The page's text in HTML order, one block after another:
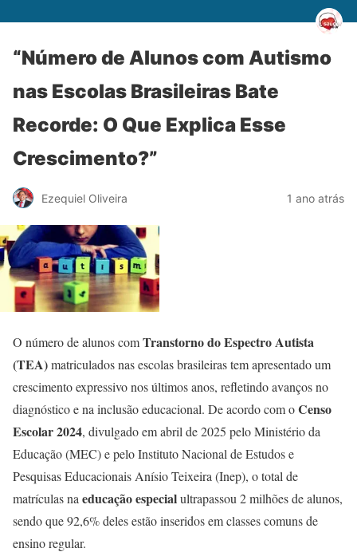
“Número de Alunos com Autismo
nas Escolas Brasileiras Bate
Recorde: O Que Explica Esse
Crescimento?”
Ezequiel Oliveira 1 ano atrás
O número de alunos comTranstorno do Espectro Autista
(TEA)matriculados nas escolas brasileiras tem apresentado um
crescimento expressivo nos últimos anos, refletindo avanços no
diagnóstico e na inclusão educacional. De acordo com oCenso
Escolar 2024, divulgado em abril de 2025 pelo Ministério da
Educação (MEC) e pelo Instituto Nacional de Estudos e
Pesquisas Educacionais Anísio Teixeira (Inep), o total de
matrículas na educação especialultrapassou 2 milhões de alunos,
sendo que 92,6% deles estão inseridos em classes comuns de
ensino regular. ​